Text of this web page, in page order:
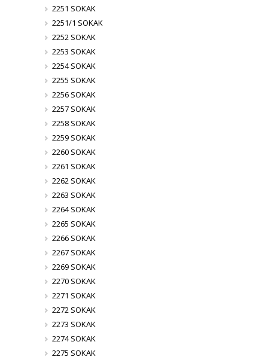
2251 SOKAK
2251/1 SOKAK
2252 SOKAK
2253 SOKAK
2254 SOKAK
2255 SOKAK
2256 SOKAK
2257 SOKAK
2258 SOKAK
2259 SOKAK
2260 SOKAK
2261 SOKAK
2262 SOKAK
2263 SOKAK
2264 SOKAK
2265 SOKAK
2266 SOKAK
2267 SOKAK
2269 SOKAK
2270 SOKAK
2271 SOKAK
2272 SOKAK
2273 SOKAK
2274 SOKAK
2275 SOKAK